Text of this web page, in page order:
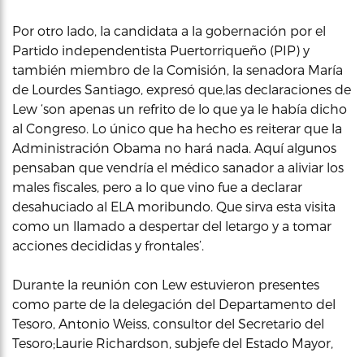
Por otro lado, la candidata a la gobernación por el
Partido independentista Puertorriqueño (PIP) y
también miembro de la Comisión, la senadora María
de Lourdes Santiago, expresó que,las declaraciones de
Lew ‘son apenas un refrito de lo que ya le había dicho
al Congreso. Lo único que ha hecho es reiterar que la
Administración Obama no hará nada. Aquí algunos
pensaban que vendría el médico sanador a aliviar los
males fiscales, pero a lo que vino fue a declarar
desahuciado al ELA moribundo. Que sirva esta visita
como un llamado a despertar del letargo y a tomar
acciones decididas y frontales’.
Durante la reunión con Lew estuvieron presentes
como parte de la delegación del Departamento del
Tesoro, Antonio Weiss, consultor del Secretario del
Tesoro;Laurie Richardson, subjefe del Estado Mayor,